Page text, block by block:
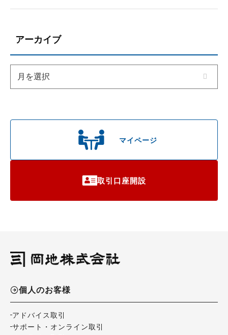
マイページ
取引口座開設
アーカイブ
個人のお客様
アドバイス取引
サポート・オンライン取引